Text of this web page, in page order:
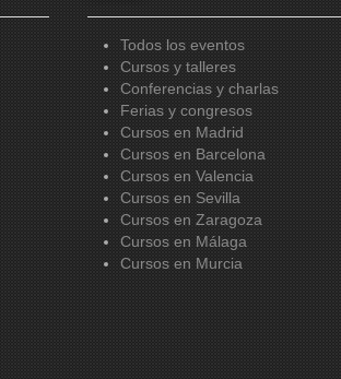
Todos los eventos
Cursos y talleres
Conferencias y charlas
Ferias y congresos
Cursos en Madrid
Cursos en Barcelona
Cursos en Valencia
Cursos en Sevilla
Cursos en Zaragoza
Cursos en Málaga
Cursos en Murcia